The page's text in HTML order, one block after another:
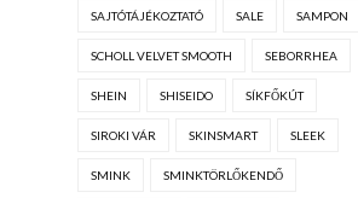
SAJTÓTÁJÉKOZTATÓ SALE SAMPON
SCHOLL VELVET SMOOTH SEBORRHEA
SHEIN SHISEIDO SÍKFŐKÚT
SIROKI VÁR SKINSMART SLEEK
SMINK SMINKTÖRLŐKENDŐ